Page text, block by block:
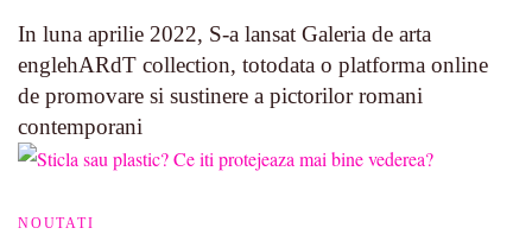
In luna aprilie 2022, S-a lansat Galeria de arta
englehARdT collection, totodata o platforma online
de promovare si sustinere a pictorilor romani
contemporani
NOUTATI